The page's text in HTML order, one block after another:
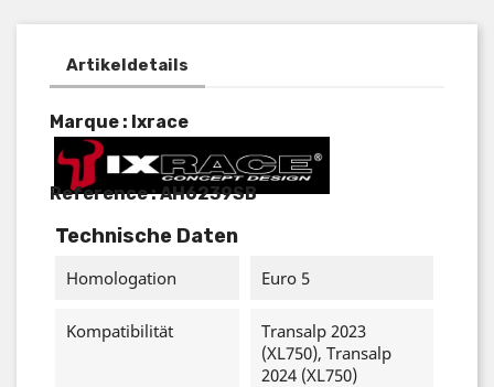
Artikeldetails
Marque : Ixrace
Reference :AH6239SB
Technische Daten
Homologation Euro 5
Kompatibilität
Transalp 2023
(XL750), Transalp
2024 (XL750)